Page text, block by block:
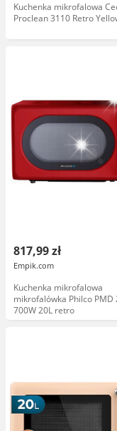
Kuchenka mikrofalowa
Proclean 3110 Retro
817,99 zł
Empik.com
Kuchenka mikrofalowa
mikrofalówka Philco PMD
700W 20L retro